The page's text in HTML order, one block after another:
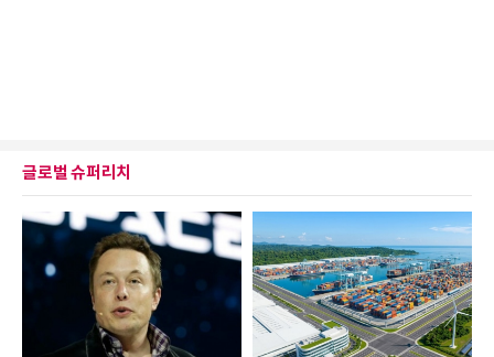
글로벌 슈퍼리치